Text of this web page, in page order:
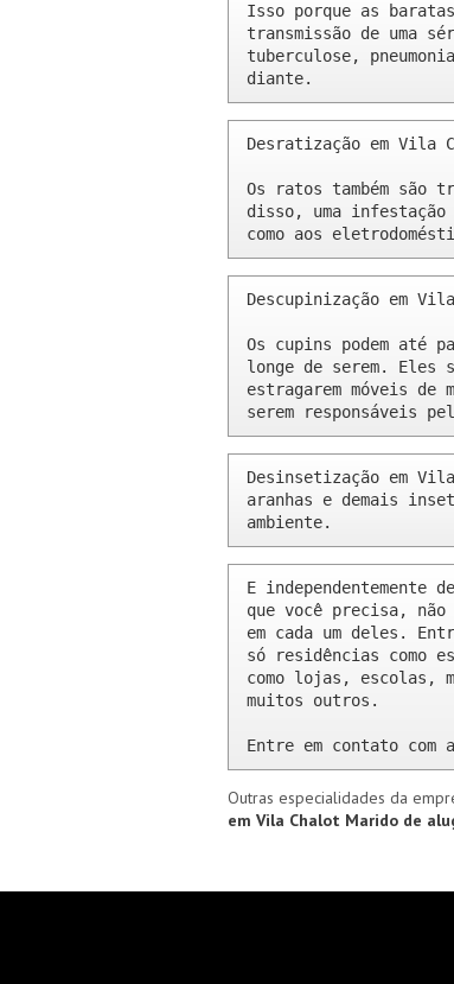
Isso porque as
transmissão de uma
tuberculose,
diante.
Desratização em Vila
Os ratos também são
disso, uma infestação
como aos
Descupinização em
Os cupins podem até
longe de serem. Eles
estragarem móveis
serem responsáveis
Desinsetização em
aranhas e demais
ambiente.
E
que você precisa,
em cada um deles.
só residências como
como lojas, escolas,
muitos outros.
Entre em contato com
Outras especialidades da
em Vila Chalot Marido de